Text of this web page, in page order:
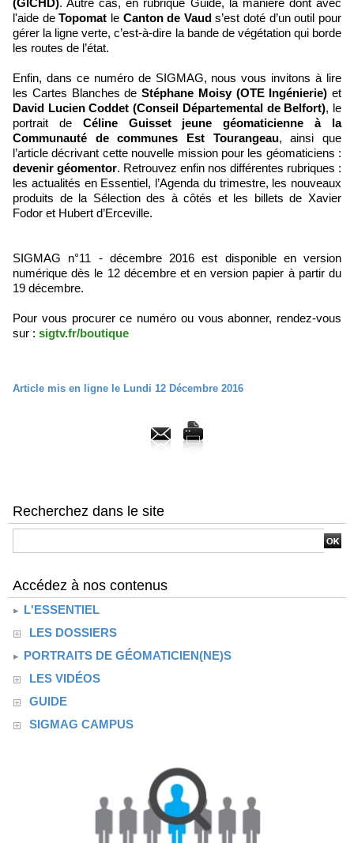
(GICHD). Autre cas, en rubrique Guide, la manière dont avec
l'aide deTopomat le Canton de Vauds’est doté d’un outil pour
gérer la ligne verte, c’est-à-dire la bande de végétation qui borde
les routes de l’état.
Enfin, dans ce numéro de SIGMAG, nous vous invitons à lire
les Cartes Blanches de Stéphane Moisy (OTE Ingénierie) et
David Lucien Coddet (Conseil Départemental de Belfort), le
portrait de Céline Guisset jeune géomaticienne à la
Communauté de communes Est Tourangeau, ainsi que
l’article décrivant cette nouvelle mission pour les géomaticiens :
devenir géomentor. Retrouvez enfin nos différentes rubriques :
les actualités en Essentiel, l’Agenda du trimestre, les nouveaux
produits de la Sélection des à côtés et les billets de Xavier
Fodor et Hubert d’Erceville.
SIGMAG n°11 - décembre 2016 est disponible en version
numérique dès le 12 décembre et en version papier à partir du
19 décembre.
Pour vous procurer ce numéro ou vous abonner, rendez-vous
sur : sigtv.fr/boutique
Article mis en ligne le Lundi 12 Décembre 2016
Recherchez dans le site
Accédez à nos contenus
L'ESSENTIEL
LES DOSSIERS
PORTRAITS DE GÉOMATICIEN(NE)S
LES VIDÉOS
GUIDE
SIGMAG CAMPUS